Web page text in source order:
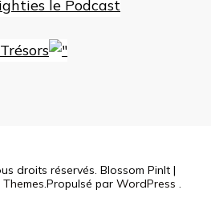
droits réservés. Blossom PinIt |
.Propulsé par WordPress .